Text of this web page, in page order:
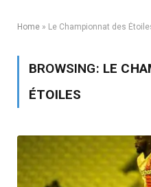
Home » Le Championnat des
BROWSING: LE
ÉTOILES